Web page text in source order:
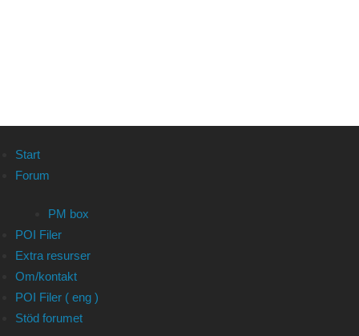
Start
Forum
PM box
POI Filer
Extra resurser
Om/kontakt
POI Filer ( eng )
Stöd forumet